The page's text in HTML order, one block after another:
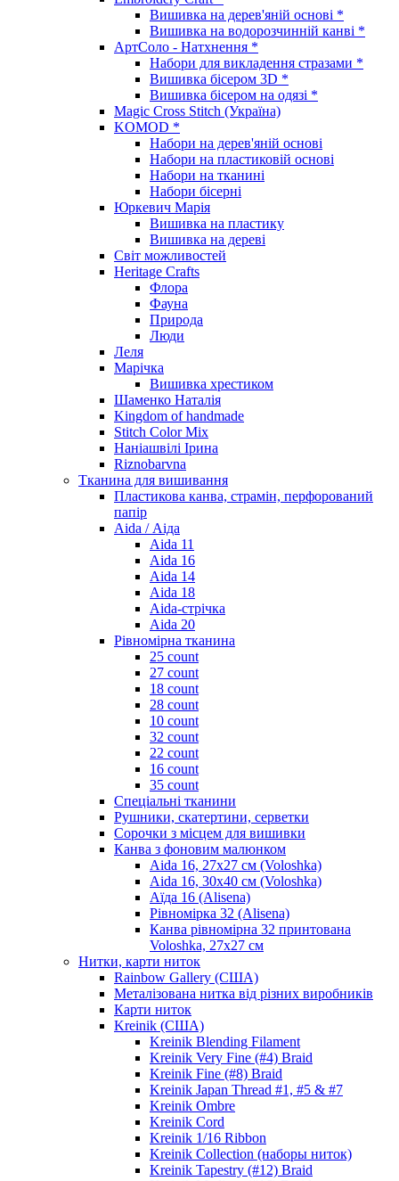
Вишивка на дерев'яній основі *
Вишивка на водорозчинній канві *
АртСоло - Натхнення *
Набори для викладення стразами *
Вишивка бісером 3D *
Вишивка бісером на одязі *
Magic Cross Stitch (Україна)
KOMOD *
Набори на дерев'яній основі
Набори на пластиковій основі
Набори на тканині
Набори бісерні
Юркевич Марія
Вишивка на пластику
Вишивка на дереві
Світ можливостей
Heritage Crafts
Флора
Фауна
Природа
Люди
Леля
Марічка
Вишивка хрестиком
Шаменко Наталія
Kingdom of handmade
Stitch Color Mix
Наніашвілі Ірина
Riznobarvna
Тканина для вишивання
Пластикова канва, страмін, перфорований
папір
Aida / Аіда
Aida 11
Aida 16
Aida 14
Aida 18
Aida-стрічка
Aida 20
Рівномірна тканина
25 count
27 count
18 count
28 count
10 count
32 count
22 count
16 count
35 count
Спеціальні тканини
Рушники, скатертини, серветки
Сорочки з місцем для вишивки
Канва з фоновим малюнком
Aida 16, 27х27 см (Voloshka)
Aida 16, 30х40 см (Voloshka)
Аїда 16 (Alisena)
Рівномірка 32 (Alisena)
Канва рівномірна 32 принтована
Voloshka, 27х27 см
Нитки, карти ниток
Rainbow Gallery (США)
Металізована нитка від різних виробників
Карти ниток
Kreinik (США)
Kreinik Blending Filament
Kreinik Very Fine (#4) Braid
Kreinik Fine (#8) Braid
Kreinik Japan Thread #1, #5 & #7
Kreinik Ombre
Kreinik Cord
Kreinik 1/16 Ribbon
Kreinik Collection (наборы ниток)
Kreinik Tapestry (#12) Braid